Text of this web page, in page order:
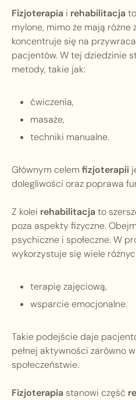
Fizjoterapia i rehabilitacja
mylone, mimo że mają różne
koncentruje się na
pacjentów. W tej dziedzinie
metody, takie jak:
ćwiczenia,
masaże,
techniki manualne.
Głównym celem fizjoterapii
dolegliwości oraz poprawa
Z kolei rehabilitacjato
poza aspekty fizyczne.
psychiczne i społeczne. W
wykorzystuje się wiele
terapię zajęciową,
wsparcie emocjonalne.
Takie podejście daje
pełnej aktywności zarówno
społeczeństwie.
Fizjoterapia stanowi część